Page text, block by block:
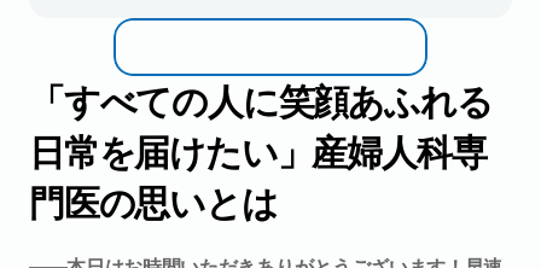
「すべての人に笑顔あふれる
日常を届けたい」産婦人科専
門医の思いとは